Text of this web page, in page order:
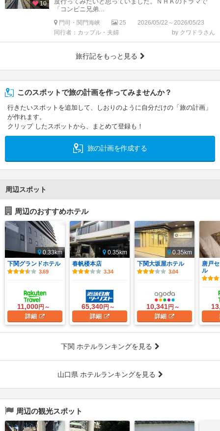
10
「コンビニ兄弟...
門司・関門海峡 25
2026/05/22～2026/05/23
同行者：カップル・夫婦
by クワドラさん
旅行記をもっと見る
このスポットで旅の計画を作ってみませんか？
行きたいスポットを追加して、しおりのように自分だけの「旅の計画」
が作れます。
クリップ したスポットから、まとめて登録も！
旅の計画を作成する
周辺スポット
周辺のおすすめホテル
0.33km
下関グランドホテル
3.69
11,000円～
詳細
0.35km
春帆楼本店
3.34
65,340円～
詳細
0.35km
下関大坂屋ホテル
3.04
10,341円～
詳細
唐戸
ル
下関 ホテルランキングを見る
山口県 ホテルランキングを見る
周辺の観光スポット